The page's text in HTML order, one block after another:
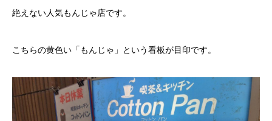
絶えない人気もんじゃ店です。
こちらの黄色い「もんじゃ」という看板が目印です。